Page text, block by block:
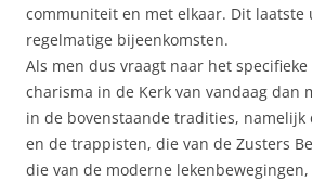
communiteit en met elkaar. Dit
regelmatige bijeenkomsten.
Als men dus vraagt naar het
charisma in de Kerk van vandaag dan
in de bovenstaande tradities, namelijk
en de trappisten, die van de Zusters
die van de moderne